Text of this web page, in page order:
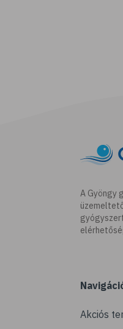
A Gyöngy
Akciós